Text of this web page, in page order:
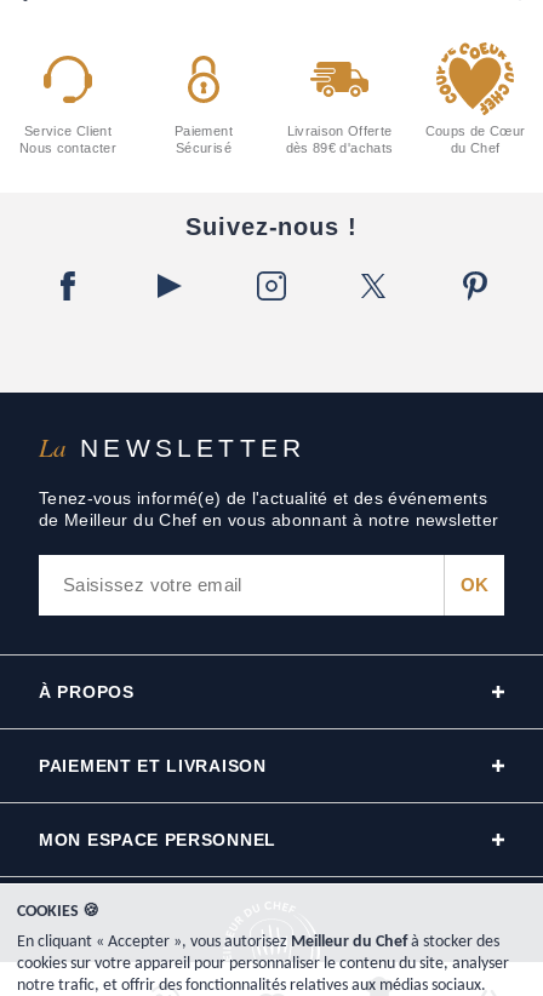
La NEWSLETTER
Tenez-vous informé(e) de l'actualité et des événements
de Meilleur du Chef en vous abonnant à notre newsletter
Service Client
Nous contacter
Paiement
Sécurisé
Livraison Offerte
dès 89€ d'achats
Coups de Cœur
du Chef
Suivez-nous !
À PROPOS
PAIEMENT ET LIVRAISON
MON ESPACE PERSONNEL
COOKIES 🍪
En cliquant « Accepter », vous autorisez Meilleur du Chefà stocker des
cookies sur votre appareil pour personnaliser le contenu du site, analyser
notre trafic, et offrir des fonctionnalités relatives aux médias sociaux.